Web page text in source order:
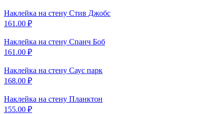
Наклейка на стену Стив Джобс
161.00 ₽
Наклейка на стену Спанч Боб
161.00 ₽
Наклейка на стену Саус парк
168.00 ₽
Наклейка на стену Планктон
155.00 ₽